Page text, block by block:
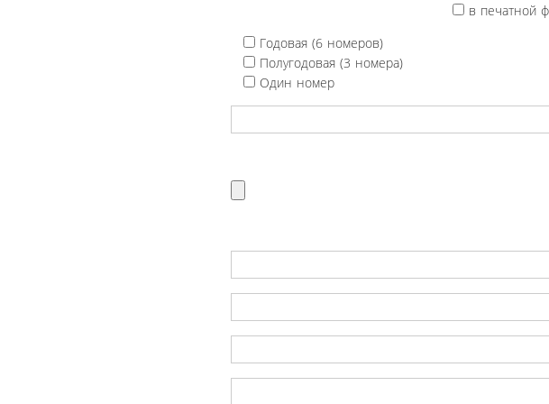
в печатной
Годовая (6 номеров)
Полугодовая (3 номера)
Один номер